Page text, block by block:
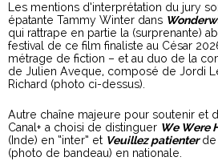
Les mentions d’interprétation du jury
épatante Tammy Winter dans
qui rattrape en partie la (surprenante)
festival de ce film finaliste au César
métrage de fiction – et au duo de la
de Julien Aveque, composé de Jordi
Richard (photo ci-dessus).
Autre chaîne majeure pour soutenir et
Canal+ a choisi de distinguer We Were
(Inde) en “inter” et Veuillez patienterde
(photo de bandeau) en nationale.